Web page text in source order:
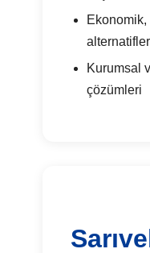
Kurumsal
çözümleri